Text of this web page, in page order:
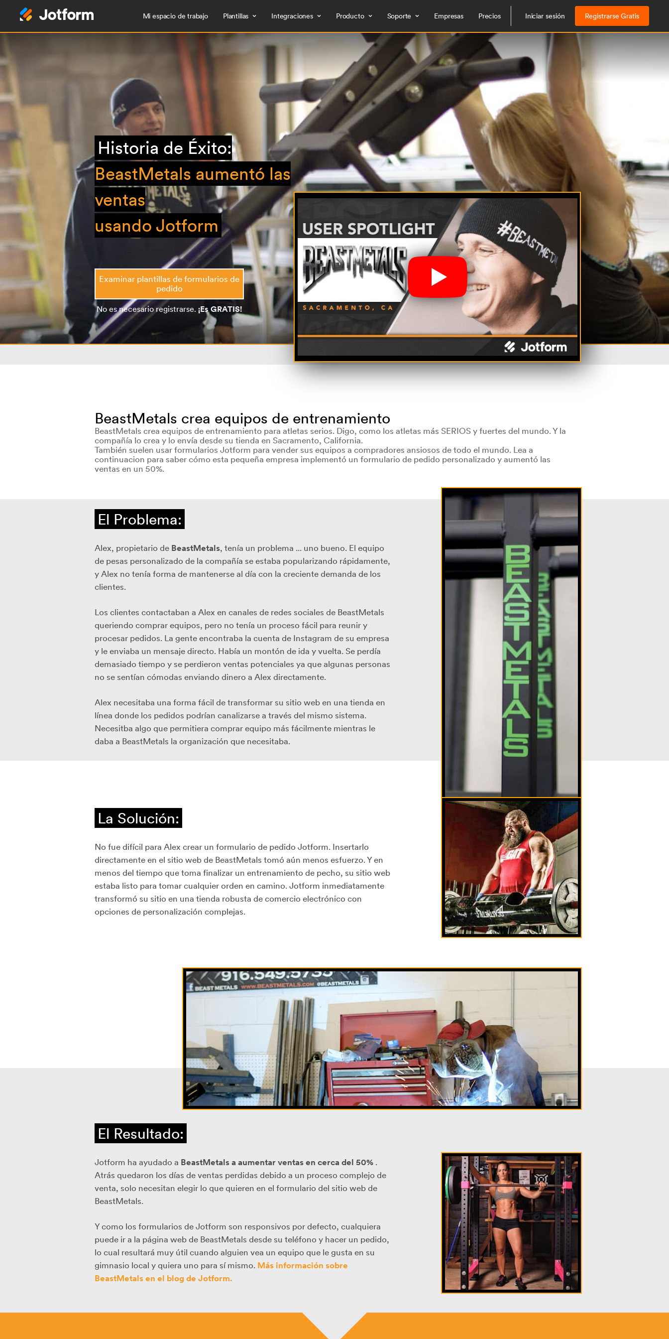
Mi espacio de trabajo Plantillas Integraciones Producto Soporte Empresas Precios Iniciar sesión Registrarse Gratis
Historia de Éxito:
BeastMetals aumentó las
ventas
usando Jotform
Examinar plantillas de formularios de
pedido
No es necesario registrarse.¡Es GRATIS!
BeastMetals crea equipos de entrenamiento
BeastMetals crea equipos de entrenamiento para atletas serios. Digo, como los atletas más SERIOS y fuertes del mundo. Y la
compañía lo crea y lo envía desde su tienda en Sacramento, California.
También suelen usar formularios Jotform para vender sus equipos a compradores ansiosos de todo el mundo. Lea a
continuacion para saber cómo esta pequeña empresa implementó un formulario de pedido personalizado y aumentó las
ventas en un 50%.
El Problema:
Alex, propietario de BeastMetals, tenía un problema ... uno bueno. El equipo
de pesas personalizado de la compañía se estaba popularizando rápidamente,
y Alex no tenía forma de mantenerse al día con la creciente demanda de los
clientes.
Los clientes contactaban a Alex en canales de redes sociales de BeastMetals
queriendo comprar equipos, pero no tenía un proceso fácil para reunir y
procesar pedidos. La gente encontraba la cuenta de Instagram de su empresa
y le enviaba un mensaje directo. Había un montón de ida y vuelta. Se perdía
demasiado tiempo y se perdieron ventas potenciales ya que algunas personas
no se sentían cómodas enviando dinero a Alex directamente.
Alex necesitaba una forma fácil de transformar su sitio web en una tienda en
línea donde los pedidos podrían canalizarse a través del mismo sistema.
Necesitba algo que permitiera comprar equipo más fácilmente mientras le
daba a BeastMetals la organización que necesitaba.
La Solución:
No fue difícil para Alex crear un formulario de pedido Jotform. Insertarlo
directamente en el sitio web de BeastMetals tomó aún menos esfuerzo. Y en
menos del tiempo que toma finalizar un entrenamiento de pecho, su sitio web
estaba listo para tomar cualquier orden en camino. Jotform inmediatamente
transformó su sitio en una tienda robusta de comercio electrónico con
opciones de personalización complejas.
El Resultado:
Jotform ha ayudado a BeastMetals a aumentar ventas en cerca del 50% .
Atrás quedaron los días de ventas perdidas debido a un proceso complejo de
venta, solo necesitan elegir lo que quieren en el formulario del sitio web de
BeastMetals.
Y como los formularios de Jotform son responsivos por defecto, cualquiera
puede ir a la página web de BeastMetals desde su teléfono y hacer un pedido,
lo cual resultará muy útil cuando alguien vea un equipo que le gusta en su
gimnasio local y quiera uno para sí mismo. Más información sobre
BeastMetals en el blog de Jotform.